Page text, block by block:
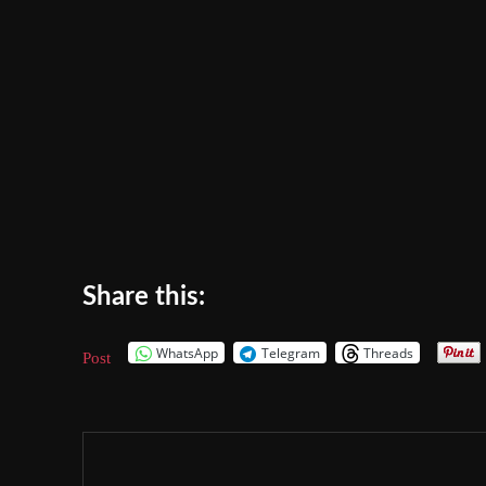
Share this:
Post WhatsApp Telegram Threads